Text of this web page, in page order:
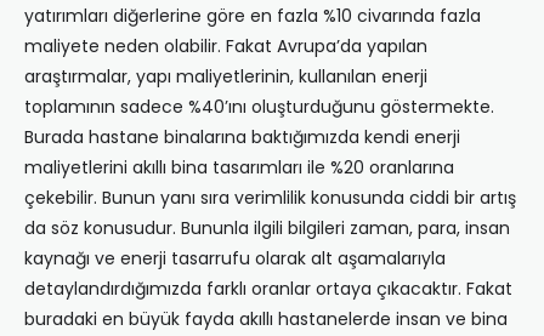
yatırımları diğerlerine göre en fazla %10 civarında fazla
maliyete neden olabilir. Fakat Avrupa’da yapılan
araştırmalar, yapı maliyetlerinin, kullanılan enerji
toplamının sadece %40’ını oluşturduğunu göstermekte.
Burada hastane binalarına baktığımızda kendi enerji
maliyetlerini akıllı bina tasarımları ile %20 oranlarına
çekebilir. Bunun yanı sıra verimlilik konusunda ciddi bir artış
da söz konusudur. Bununla ilgili bilgileri zaman, para, insan
kaynağı ve enerji tasarrufu olarak alt aşamalarıyla
detaylandırdığımızda farklı oranlar ortaya çıkacaktır. Fakat
buradaki en büyük fayda akıllı hastanelerde insan ve bina